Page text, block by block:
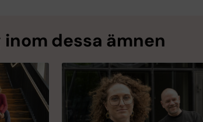
dessa ämnen